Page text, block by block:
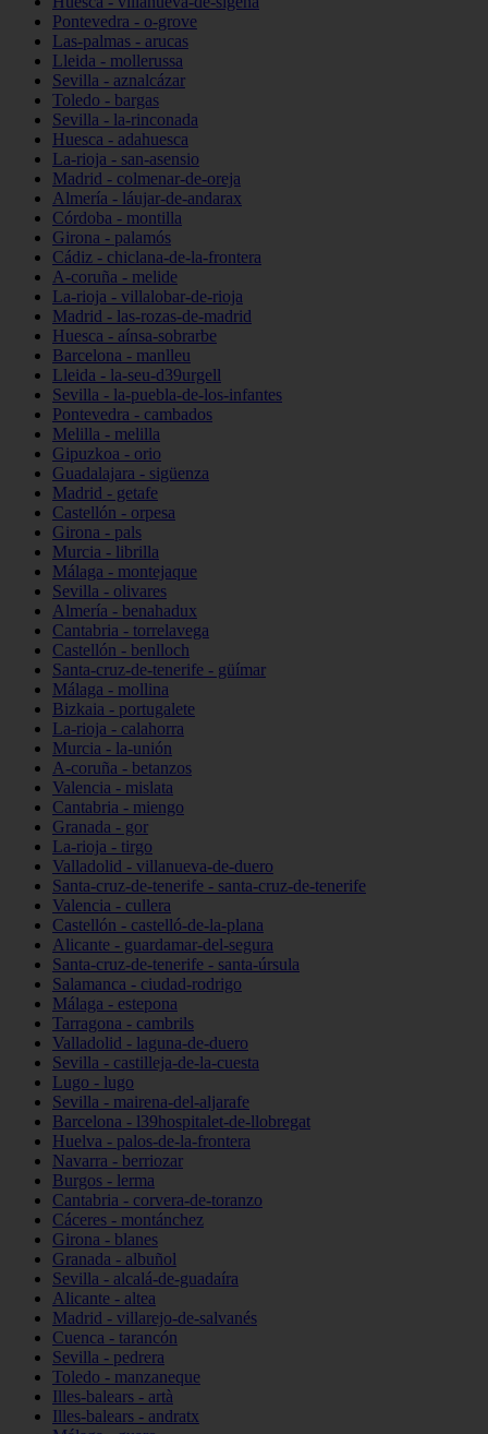
Pontevedra - o-grove
Las-palmas - arucas
Lleida - mollerussa
Sevilla - aznalcázar
Toledo - bargas
Sevilla - la-rinconada
Huesca - adahuesca
La-rioja - san-asensio
Madrid - colmenar-de-oreja
Almería - láujar-de-andarax
Córdoba - montilla
Girona - palamós
Cádiz - chiclana-de-la-frontera
A-coruña - melide
La-rioja - villalobar-de-rioja
Madrid - las-rozas-de-madrid
Huesca - aínsa-sobrarbe
Barcelona - manlleu
Lleida - la-seu-d39urgell
Sevilla - la-puebla-de-los-infantes
Pontevedra - cambados
Melilla - melilla
Gipuzkoa - orio
Guadalajara - sigüenza
Madrid - getafe
Castellón - orpesa
Girona - pals
Murcia - librilla
Málaga - montejaque
Sevilla - olivares
Almería - benahadux
Cantabria - torrelavega
Castellón - benlloch
Santa-cruz-de-tenerife - güímar
Málaga - mollina
Bizkaia - portugalete
La-rioja - calahorra
Murcia - la-unión
A-coruña - betanzos
Valencia - mislata
Cantabria - miengo
Granada - gor
La-rioja - tirgo
Valladolid - villanueva-de-duero
Santa-cruz-de-tenerife - santa-cruz-de-tenerife
Valencia - cullera
Castellón - castelló-de-la-plana
Alicante - guardamar-del-segura
Santa-cruz-de-tenerife - santa-úrsula
Salamanca - ciudad-rodrigo
Málaga - estepona
Tarragona - cambrils
Valladolid - laguna-de-duero
Sevilla - castilleja-de-la-cuesta
Lugo - lugo
Sevilla - mairena-del-aljarafe
Barcelona - l39hospitalet-de-llobregat
Huelva - palos-de-la-frontera
Navarra - berriozar
Burgos - lerma
Cantabria - corvera-de-toranzo
Cáceres - montánchez
Girona - blanes
Granada - albuñol
Sevilla - alcalá-de-guadaíra
Alicante - altea
Madrid - villarejo-de-salvanés
Cuenca - tarancón
Sevilla - pedrera
Toledo - manzaneque
Illes-balears - artà
Illes-balears - andratx